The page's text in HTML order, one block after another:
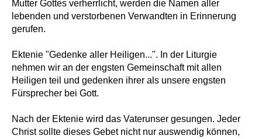
Mutter Gottes verherrlicht, werden die Namen aller
lebenden und verstorbenen Verwandten in Erinnerung
gerufen.
Ektenie "Gedenke aller Heiligen...". In der Liturgie
nehmen wir an der engsten Gemeinschaft mit allen
Heiligen teil und gedenken ihrer als unsere engsten
Fürsprecher bei Gott.
Nach der Ektenie wird das Vaterunser gesungen. Jeder
Christ sollte dieses Gebet nicht nur auswendig können,